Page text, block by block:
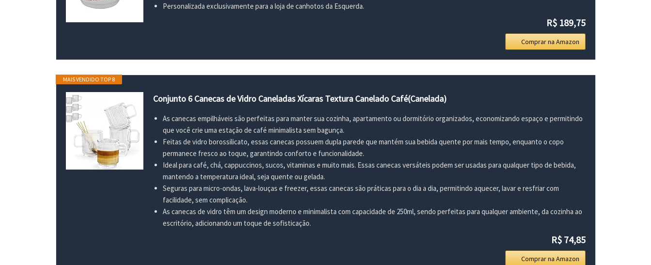
Personalizada exclusivamente para a loja de canhotos da Esquerda.
R$ 189,75
Comprar na Amazon
MAIS VENDIDO TOP 8
Conjunto 6 Canecas de Vidro Caneladas Xícaras Textura Canelado Café(Canelada)
As canecas empilháveis são perfeitas para manter sua cozinha, apartamento ou dormitório organizados, economizando espaço e permitindo
que você crie uma estação de café minimalista sem bagunça.
Feitas de vidro borossilicato, essas canecas possuem dupla parede que mantém sua bebida quente por mais tempo, enquanto o copo
permanece fresco ao toque, garantindo conforto e funcionalidade.
Ideal para café, chá, cappuccinos, sucos, vitaminas e muito mais. Essas canecas versáteis podem ser usadas para qualquer tipo de bebida,
mantendo a temperatura ideal, seja quente ou gelada.
Seguras para micro-ondas, lava-louças e freezer, essas canecas são práticas para o dia a dia, permitindo aquecer, lavar e resfriar com
facilidade, sem complicação.
As canecas de vidro têm um design moderno e minimalista com capacidade de 250ml, sendo perfeitas para qualquer ambiente, da cozinha ao
escritório, adicionando um toque de sofisticação.
R$ 74,85
Comprar na Amazon